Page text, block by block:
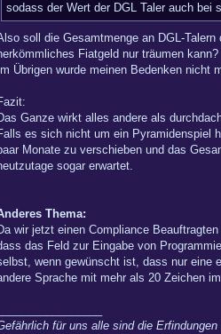
sodass der Wert der DGL Taler auch bei
soll die Gesamtmenge an DGL-
Fiatgeld nur träumen kann?
Im Übrigen wurde meinen Bedenken
Ganze wirkt alles andere als
es sich nicht um ein Pyramidenspiel
Monate zu verschieben und das
sogar erwartet.
Thema:
wir jetzt einen Compliance
das Feld zur Eingabe von
wenn gewünscht ist, dass nur eine
Sprache mit mehr als 20 Zeichen
für uns alle sind die